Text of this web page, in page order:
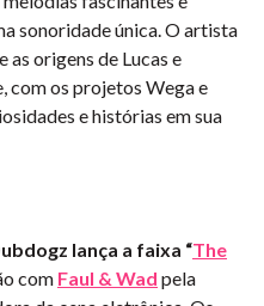
sonoridade única. O artista
origens de Lucas e
com os projetos Wega e
e histórias em sua
lança a faixa “The
com Faul & Wad pela